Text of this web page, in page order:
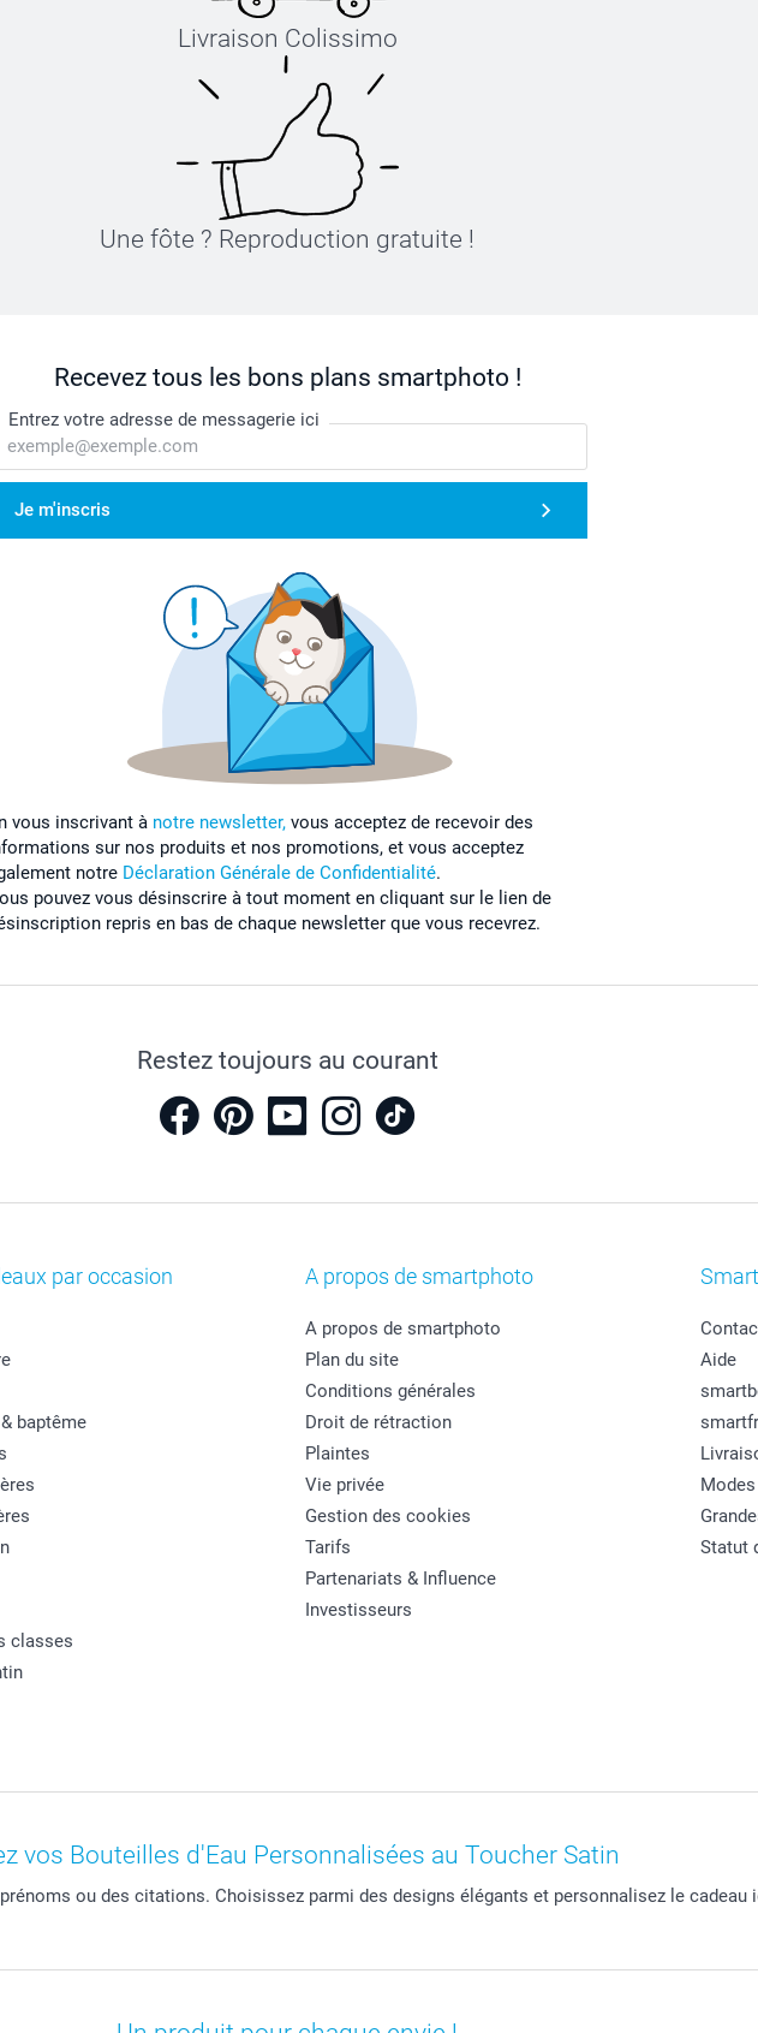
Livraison Colissimo
Une fôte ? Reproduction gratuite !
Recevez tous les bons plans smartphoto !
Entrez votre adresse de messagerie ici
Je m'inscris
vous inscrivant à notre newsletter, vous acceptez de recevoir des
sur nos produits et nos promotions, et vous acceptez
notre Déclaration Générale de Confidentialité.
pouvez vous désinscrire à tout moment en cliquant sur le lien de
repris en bas de chaque newsletter que vous recevrez.
Restez toujours au courant
par occasion
baptême
classes
A propos de smartphoto
A propos de smartphoto
Plan du site
Conditions générales
Droit de rétraction
Plaintes
Vie privée
Gestion des cookies
Tarifs
Partenariats & Influence
Investisseurs
Aide
Statut
vos Bouteilles d'Eau Personnalisées au Toucher Satin
ou des citations. Choisissez parmi des designs élégants et personnalisez le cadeau